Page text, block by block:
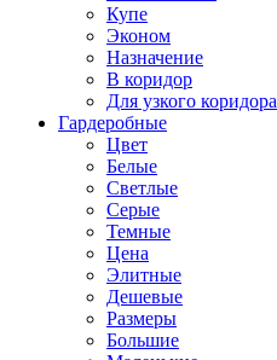
Купе
Эконом
Назначение
В коридор
Для узкого коридора
Гардеробные
Цвет
Белые
Светлые
Серые
Темные
Цена
Элитные
Дешевые
Размеры
Большие